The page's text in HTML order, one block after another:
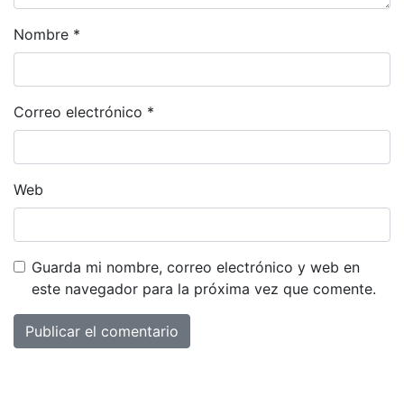
Nombre *
Correo electrónico *
Web
Guarda mi nombre, correo electrónico y web en
este navegador para la próxima vez que comente.